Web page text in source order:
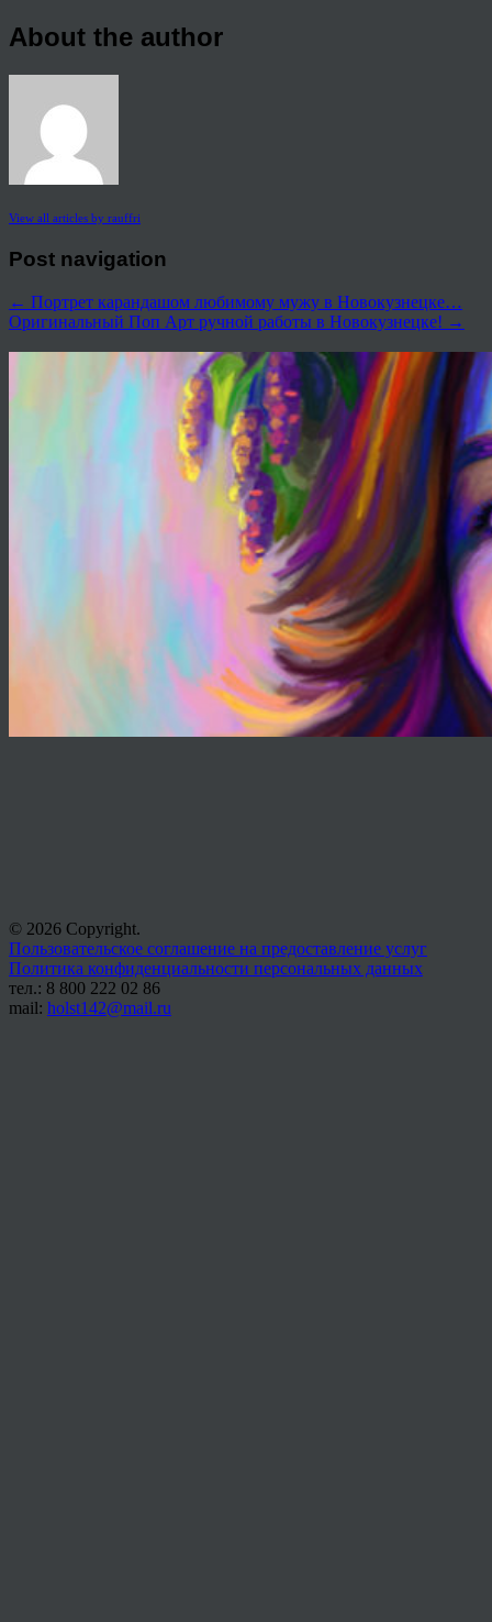
About the author
View all articles by rauffri
Post navigation
← Портрет карандашом любимому мужу в Новокузнецке…
Оригинальный Поп Арт ручной работы в Новокузнецке! →
© 2026 Copyright.
Пользовательское соглашение на предоставление услуг
Политика конфиденциальности персональных данных
тел.: 8 800 222 02 86
mail: holst142@mail.ru